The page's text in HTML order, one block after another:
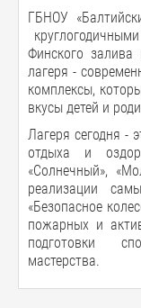
ГБНОУ
Финского
лагеря -
комплексы,
вкусы детей и
Лагеря сегодня -
отдыха и
«Солнечный»,
реализации
«Безопасное
пожарных и
подготовки
мастерства.